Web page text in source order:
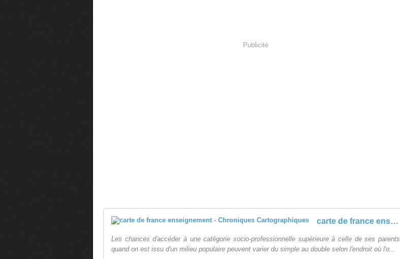
Publicité
carte de france enseignement - Chroniques Cartographiques
Les chances d'accéder à une catégorie socio-professionnelle supérieure à celle de ses parents
quand on est issu d'un milieu populaire peuvent varier du simple au double selon l'endroit où l'o...